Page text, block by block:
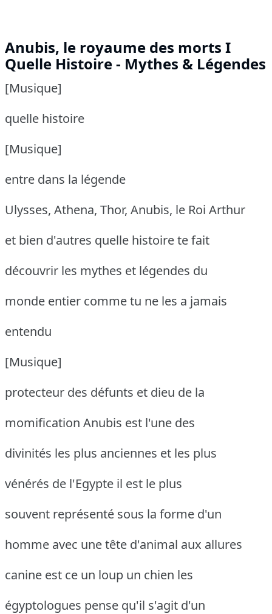
Anubis, le royaume des morts I
Quelle Histoire - Mythes & Légendes
[Musique]
quelle histoire
[Musique]
entre dans la légende
Ulysses, Athena, Thor, Anubis, le Roi Arthur
et bien d'autres quelle histoire te fait
découvrir les mythes et légendes du
monde entier comme tu ne les a jamais
entendu
[Musique]
protecteur des défunts et dieu de la
momification Anubis est l'une des
divinités les plus anciennes et les plus
vénérés de l'Egypte il est le plus
souvent représenté sous la forme d'un
homme avec une tête d'animal aux allures
canine est ce un loup un chien les
égyptologues pense qu'il s'agit d'un